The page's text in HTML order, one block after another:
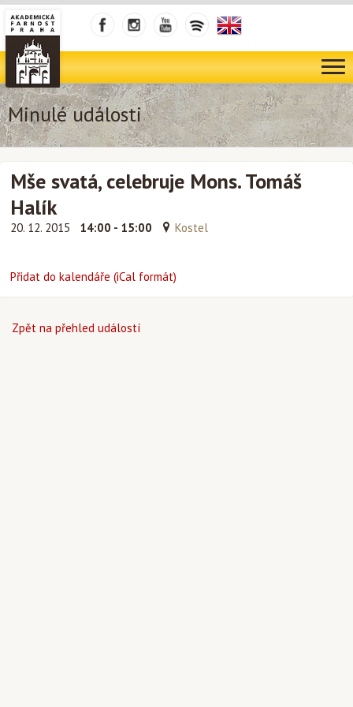
Minulé události
Mše svatá, celebruje Mons. Tomáš
Halík
20. 12. 2015 14:00 - 15:00 Kostel
Přidat do kalendáře (iCal formát)
Zpět na přehled událostí